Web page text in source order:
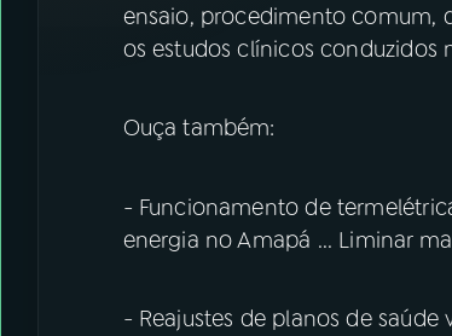
ensaio, procedimento comum,
os estudos clínicos conduzidos
Ouça também:
- Funcionamento de
energia no Amapá ... Liminar
- Reajustes de planos de